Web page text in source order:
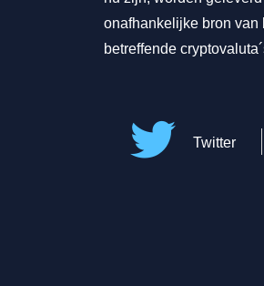
onafhankelijke bron van
betreffende
Twitter